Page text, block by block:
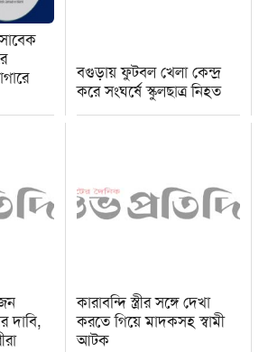
বগুড়ায় ফুটবল খেলা কেন্দ্র
করে সংঘর্ষে স্কুলছাত্র নিহত
দাবি,
কারাবন্দি স্ত্রীর সঙ্গে দেখা
করতে গিয়ে মাদকসহ স্বামী
আটক